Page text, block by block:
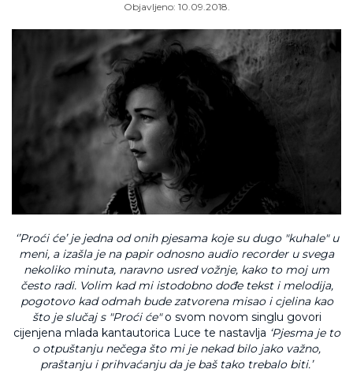
Objavljeno: 10.09.2018.
‘’Proći će’ je jedna od onih pjesama koje su dugo "kuhale" u
meni, a izašla je na papir odnosno audio recorder u svega
nekoliko minuta, naravno usred vožnje, kako to moj um
često radi. Volim kad mi istodobno dođe tekst i melodija,
pogotovo kad odmah bude zatvorena misao i cjelina kao
što je slučaj s "Proći će"o svom novom singlu govori
cijenjena mlada kantautorica Luce te nastavlja ‘Pjesma je to
o otpuštanju nečega što mi je nekad bilo jako važno,
praštanju i prihvaćanju da je baš tako trebalo biti.’